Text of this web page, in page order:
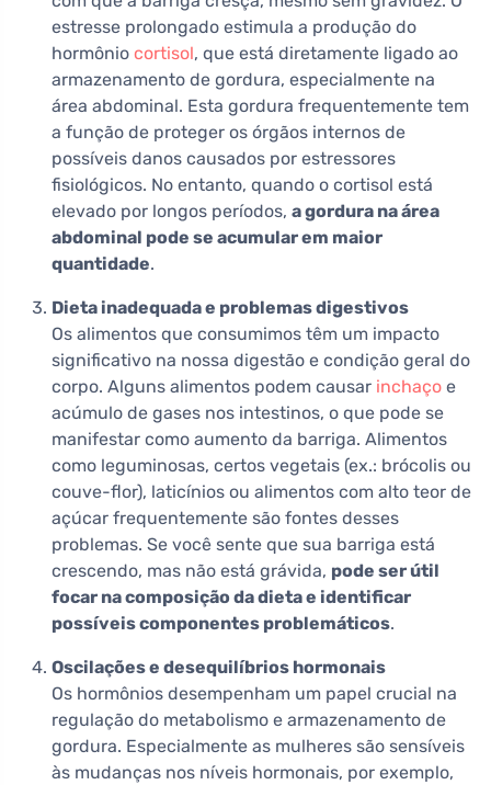
estresse prolongado estimula a produção do
hormônio cortisol, que está diretamente ligado ao
armazenamento de gordura, especialmente na
área abdominal. Esta gordura frequentemente tem
a função de proteger os órgãos internos de
possíveis danos causados por estressores
fisiológicos. No entanto, quando o cortisol está
elevado por longos períodos, a gordura na área
abdominal pode se acumular em maior
quantidade.
Dieta inadequada e problemas digestivos
Os alimentos que consumimos têm um impacto
significativo na nossa digestão e condição geral do
corpo. Alguns alimentos podem causar inchaço e
acúmulo de gases nos intestinos, o que pode se
manifestar como aumento da barriga. Alimentos
como leguminosas, certos vegetais (ex.: brócolis ou
couve-flor), laticínios ou alimentos com alto teor de
açúcar frequentemente são fontes desses
problemas. Se você sente que sua barriga está
crescendo, mas não está grávida, pode ser útil
focar na composição da dieta e identificar
possíveis componentes problemáticos.
Oscilações e desequilíbrios hormonais
Os hormônios desempenham um papel crucial na
regulação do metabolismo e armazenamento de
gordura. Especialmente as mulheres são sensíveis
às mudanças nos níveis hormonais, por exemplo,